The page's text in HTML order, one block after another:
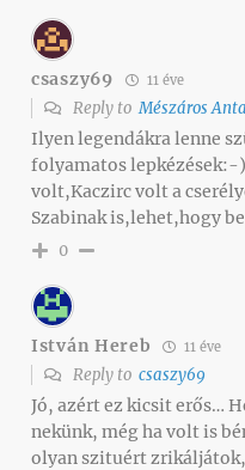
csaszy69 11 éve
Reply toMészáros
Ilyen legendákra lenne
folyamatos lepkézések:-
volt,Kaczirc volt a
Szabinak is,lehet,hogy
0
István Hereb 11 éve
Reply to csaszy69
Jó, azért ez kicsit erős…
nekünk, még ha volt is
olyan szituért